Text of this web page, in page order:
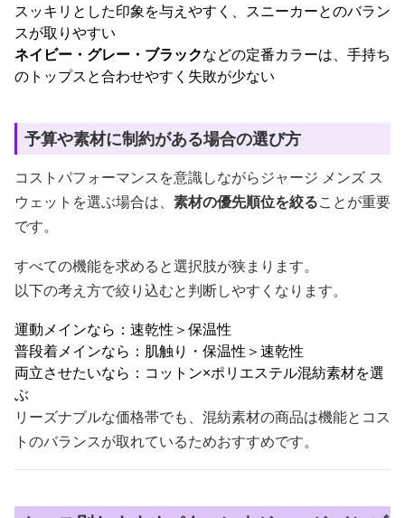
スッキリとした印象を与えやすく、スニーカーとのバラン
スが取りやすい
ネイビー・グレー・ブラックなどの定番カラーは、手持ち
のトップスと合わせやすく失敗が少ない
予算や素材に制約がある場合の選び方
コストパフォーマンスを意識しながらジャージ メンズ ス
ウェットを選ぶ場合は、 素材の優先順位を絞ることが重要
です。
すべての機能を求めると選択肢が狭まります。
以下の考え方で絞り込むと判断しやすくなります。
運動メインなら：速乾性＞保温性
普段着メインなら：肌触り・保温性＞速乾性
両立させたいなら：コットン×ポリエステル混紡素材を選
ぶ
リーズナブルな価格帯でも、混紡素材の商品は機能とコス
トのバランスが取れているためおすすめです。